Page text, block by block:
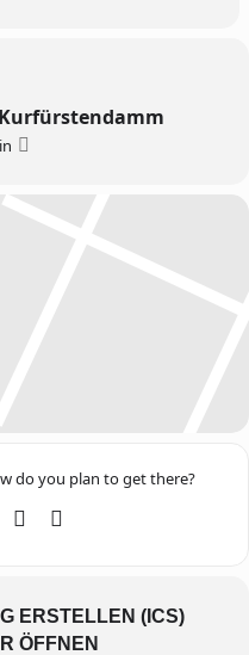
do you plan to get there?
ERSTELLEN (ICS)
ÖFFNEN